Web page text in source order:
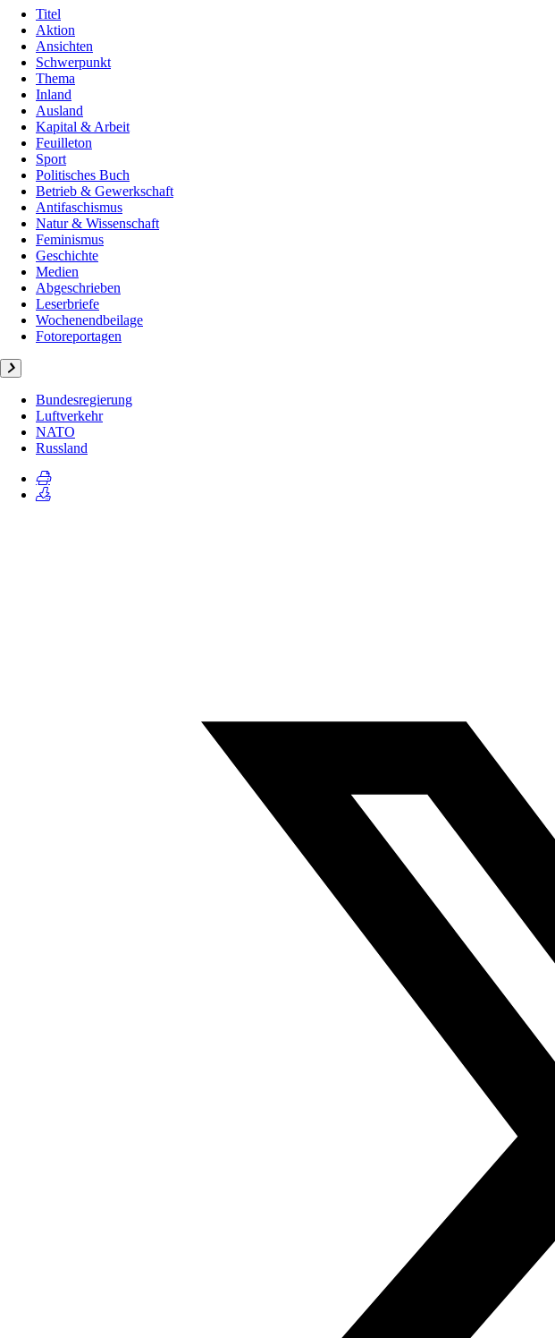
Titel
Aktion
Ansichten
Schwerpunkt
Thema
Inland
Ausland
Kapital & Arbeit
Feuilleton
Sport
Politisches Buch
Betrieb & Gewerkschaft
Antifaschismus
Natur & Wissenschaft
Feminismus
Geschichte
Medien
Abgeschrieben
Leserbriefe
Wochenendbeilage
Fotoreportagen
Bundesregierung
Luftverkehr
NATO
Russland